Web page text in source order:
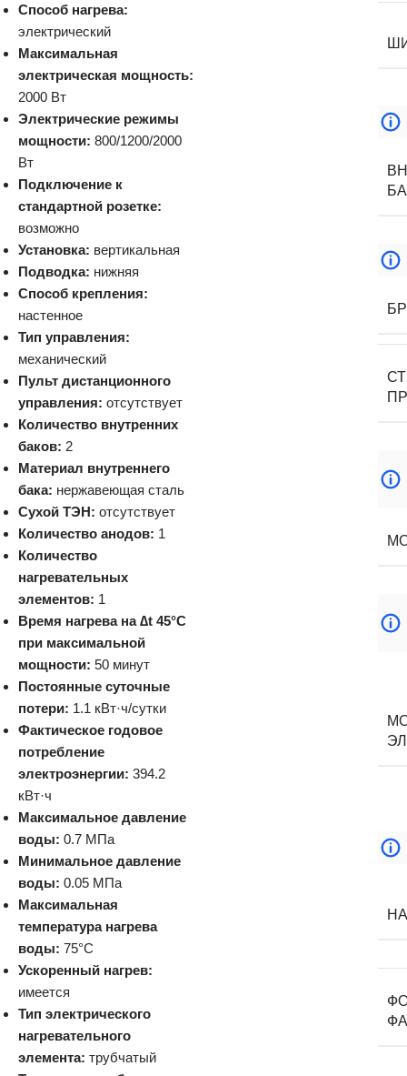
Способ нагрева:
электрический
Максимальная
электрическая мощность:
2000 Вт
Электрические режимы
мощности: 800/1200/2000
Вт
Подключение к
стандартной розетке:
возможно
Установка: вертикальная
Подводка: нижняя
Способ крепления:
настенное
Тип управления:
механический
Пульт дистанционного
управления: отсутствует
Количество внутренних
баков: 2
Материал внутреннего
бака: нержавеющая сталь
Сухой ТЭН: отсутствует
Количество анодов: 1
Количество
нагревательных
элементов: 1
Время нагрева на ∆t 45°C
при максимальной
мощности: 50 минут
Постоянные суточные
потери: 1.1 кВт·ч/сутки
Фактическое годовое
потребление
электроэнергии: 394.2
кВт·ч
Максимальное давление
воды: 0.7 МПа
Минимальное давление
воды: 0.05 МПа
Максимальная
температура нагрева
воды: 75°C
Ускоренный нагрев:
имеется
Тип электрического
нагревательного
элемента: трубчатый